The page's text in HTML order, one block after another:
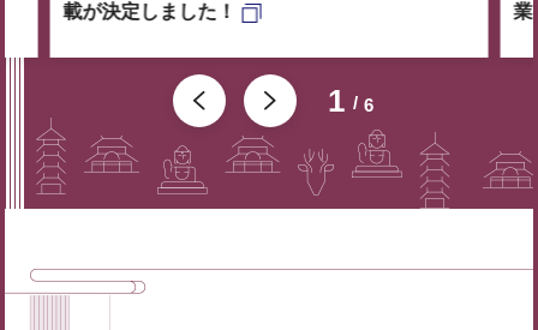
1 6
載が決定しました！
業